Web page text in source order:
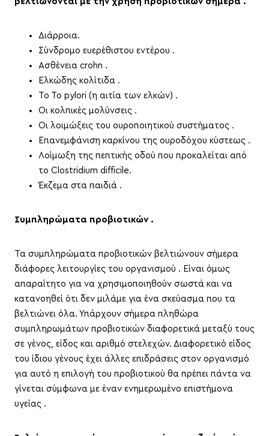
Διάρροια.
Σύνδρομο ευερέθιστου εντέρου .
Ασθένεια crohn .
Eλκώδης κολίτιδα .
Το Το pylori (η αιτία των ελκών) .
Οι κολπικές μολύνσεις .
Οι λοιμώξεις του ουροποιητικού συστήματος .
Επανεμφάνιση καρκίνου της ουροδόχου κύστεως .
Λοίμωξη της πεπτικής οδού που προκαλείται από
το Clostridium difficile.
Έκζεμα στα παιδιά .
Συμπληρώματα προβιοτικών .
Τα συμπληρώματα προβιοτικών βελτιώνουν σήμερα
διάφορες λειτουργίες του οργανισμού . Είναι όμως
απαραίτητο για να χρησιμοποιηθούν σωστά και να
κατανοηθεί ότι δεν μιλάμε για ένα σκεύασμα που τα
βελτιώνει όλα. Υπάρχουν σήμερα πληθώρα
συμπληρωμάτων προβιοτικών διαφορετικά μεταξύ τους
σε γένος, είδος και αριθμό στελεχών. Διαφορετικό είδος
του ίδιου γένους έχει άλλες επιδράσεις στον οργανισμό
για αυτό η επιλογή του προβιοτικού θα πρέπει πάντα να
γίνεται σύμφωνα με έναν ενημερωμένο επιστήμονα
υγείας .